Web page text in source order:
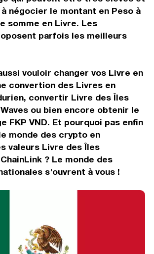
négocier le montant en Peso à
somme en Livre. Les
parfois les meilleurs
vouloir changer vos Livre en
convertion des Livres en
convertir Livre des Îles
ou bien encore obtenir le
FKP VND. Et pourquoi pas enfin
monde des crypto en
valeurs Livre des Îles
? Le monde des
s'ouvrent à vous !